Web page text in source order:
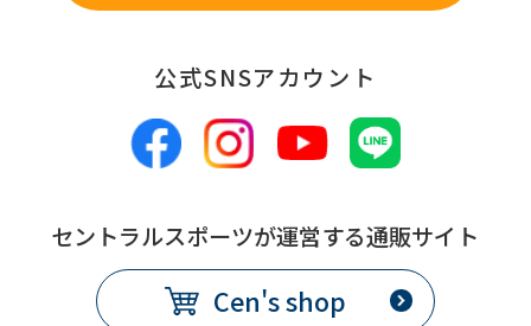
公式SNSアカウント
セントラルスポーツが運営する通販サイト
Cen's shop